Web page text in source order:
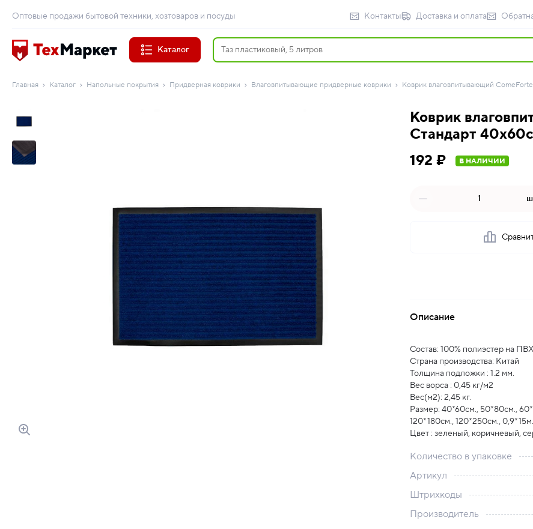
Оптовые продажи бытовой техники, хозтоваров и посуды Контакты Доставка и оплата
Каталог
Главная Каталог Напольные покрытия Придверная коврики Влаговпитывающие придверные коврики Коврик влаговпитывающий
Коврик
Стандарт
192 ₽
В НАЛИЧИИ
Описание
Состав: 100% полиэстер на
Страна производства: Китай
Толщина подложки : 1.2 мм.
Вес ворса : 0,45 кг/м2
Вес(м2): 2,45 кг.
Размер: 40*60см., 50*80см.,
120*180см., 120*250см.,
Цвет : зеленый, коричневый,
Количество в упаковке
Артикул
Штрихкоды
Производитель